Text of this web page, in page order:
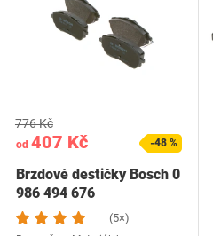
od 407 Kč
776 Kč
-48 %
Brzdové destičky Bosch 0
986 494 676
(5×)